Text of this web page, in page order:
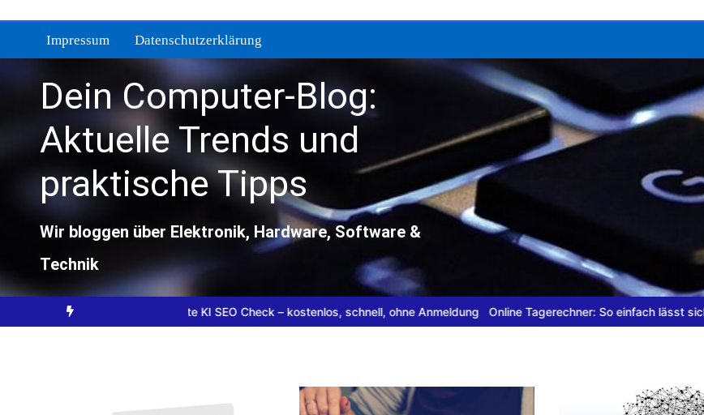
springenImpressum Datenschutzerklärung
Dein Computer-Blog:
Aktuelle Trends und
praktische Tipps
Wir bloggen über Elektronik, Hardware, Software &
Technik
sind Website KI SEO Check – kostenlos, schnell, ohne Anmeldung Online Tagerechner: So einfach lässt sich Zeit planen